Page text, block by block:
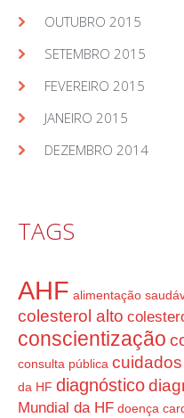
OUTUBRO 2015
SETEMBRO 2015
FEVEREIRO 2015
JANEIRO 2015
DEZEMBRO 2014
TAGS
AHF alimentação
colesterol alto
conscientização
consulta pública
da HF diagnóstico
Mundial da HF doença